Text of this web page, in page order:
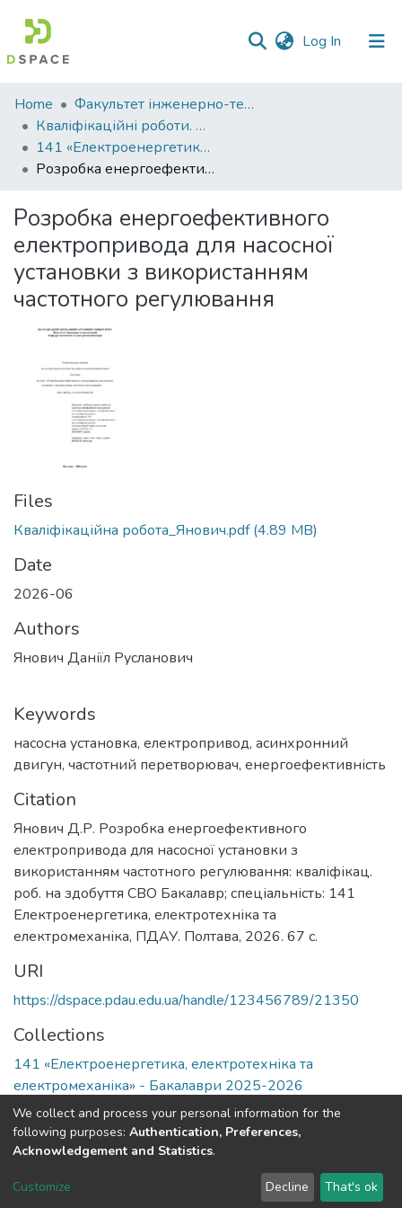
Log In (current)
Communities
&
Collections
All of DSpace
Statistics
Home
Факультет інженерно-технологічний
Кваліфікаційні роботи. Факультет інженерно-технологічний
141 «Електроенергетика, електротехніка та електромеханіка» - Бакалаври 2025-2026
Розробка енергоефективного електропривода для насосної установки з використанням частотного регулювання
Розробка енергоефективного
електропривода для насосної
установки з використанням
частотного регулювання
Files
Кваліфікаційна робота_Янович.pdf(4.89 MB)
Date
2026-06
Authors
Янович Даніїл Русланович
Keywords
насосна установка, електропривод, асинхронний
двигун, частотний перетворювач, енергоефективність
Citation
Янович Д.Р. Розробка енергоефективного
електропривода для насосної установки з
використанням частотного регулювання: кваліфікац.
роб. на здобуття СВО Бакалавр; спеціальність: 141
Електроенергетика, електротехніка та
електромеханіка, ПДАУ. Полтава, 2026. 67 с.
URI
https://dspace.pdau.edu.ua/handle/123456789/21350
Collections
141 «Електроенергетика, електротехніка та
електромеханіка» - Бакалаври 2025-2026
Full item page
DSpace software copyright © 2002-2026 LYRASIS
Send Feedback
We collect and process your personal information for the
following purposes: Authentication, Preferences,
Acknowledgement and Statistics.
Customize Decline That's ok